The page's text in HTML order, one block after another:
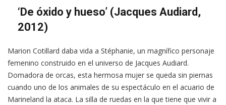
‘De óxido y hueso’ (Jacques Audiard,
2012)
Marion Cotillard daba vida a Stéphanie, un magnífico personaje
femenino construido en el universo de Jacques Audiard.
Domadora de orcas, esta hermosa mujer se queda sin piernas
cuando uno de los animales de su espectáculo en el acuario de
Marineland la ataca. La silla de ruedas en la que tiene que vivir a